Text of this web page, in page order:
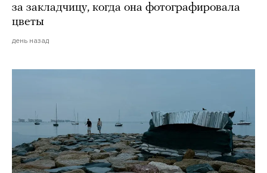
за закладчицу, когда она фотографировала
цветы
день назад